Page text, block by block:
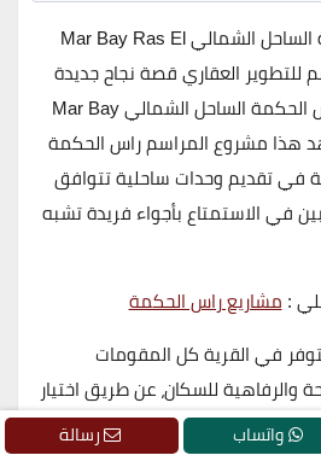
الشماليMar Bay Ras El
للتطوير العقاري قصة نجاح جديدة
الحكمة الساحل الشماليMar Bay
هذا مشروع المراسم راس الحكمة
في تقديم وحدات ساحلية تتوافق
في الاستمتاع بأجواء فريدة تشبه
:مشاريع راس الحكمة
في القرية كل المقومات
والرفاهية للسكان، عن طريق اختيار
الشمالي في مكان حيوي
واتساب رسالة